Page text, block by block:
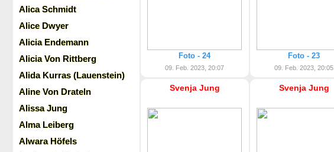
Alica Schmidt
Alice Dwyer
Alicia Endemann
Alicia Von Rittberg
Alida Kurras (Lauenstein)
Aline Von Drateln
Alissa Jung
Alma Leiberg
Alwara Höfels
Foto - 24
09. Feb. 2023, 20:07
Foto - 23
09. Feb. 2023, 20:05
Svenja Jung Svenja Jung